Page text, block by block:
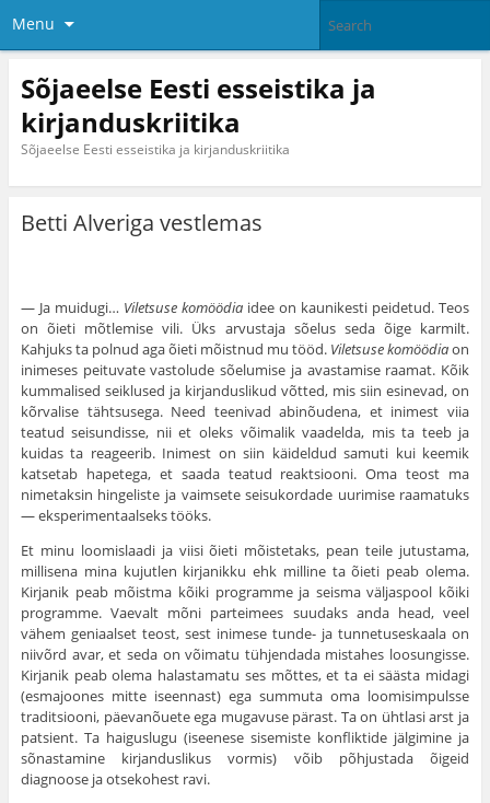
Menu
Sõjaeelse Eesti esseistika ja
kirjanduskriitika
Sõjaeelse Eesti esseistika ja kirjanduskriitika
Betti Alveriga vestlemas
— Ja muidugi… Viletsuse komöödia idee on kaunikesti peidetud. Teos
on õieti mõtlemise vili. Üks arvustaja sõelus seda õige karmilt.
Kahjuks ta polnud aga õieti mõistnud mu tööd. Viletsuse komöödiaon
inimeses peituvate vastolude sõelumise ja avastamise raamat. Kõik
kummalised seiklused ja kirjanduslikud võtted, mis siin esinevad, on
kõrvalise tähtsusega. Need teenivad abinõudena, et inimest viia
teatud seisundisse, nii et oleks võimalik vaadelda, mis ta teeb ja
kuidas ta reageerib. Inimest on siin käideldud samuti kui keemik
katsetab hapetega, et saada teatud reaktsiooni. Oma teost ma
nimetaksin hingeliste ja vaimsete seisukordade uurimise raamatuks
— eksperimentaalseks tööks.
Et minu loomislaadi ja viisi õieti mõistetaks, pean teile jutustama,
millisena mina kujutlen kirjanikku ehk milline ta õieti peab olema.
Kirjanik peab mõistma kõiki programme ja seisma väljaspool kõiki
programme. Vaevalt mõni parteimees suudaks anda head, veel
vähem geniaalset teost, sest inimese tunde- ja tunnetuseskaala on
niivõrd avar, et seda on võimatu tühjendada mistahes loosungisse.
Kirjanik peab olema halastamatu ses mõttes, et ta ei säästa midagi
(esmajoones mitte iseennast) ega summuta oma loomisimpulsse
traditsiooni, päevanõuete ega mugavuse pärast. Ta on ühtlasi arst ja
patsient. Ta haiguslugu (iseenese sisemiste konfliktide jälgimine ja
sõnastamine kirjanduslikus vormis) võib põhjustada õigeid
diagnoose ja otsekohest ravi.